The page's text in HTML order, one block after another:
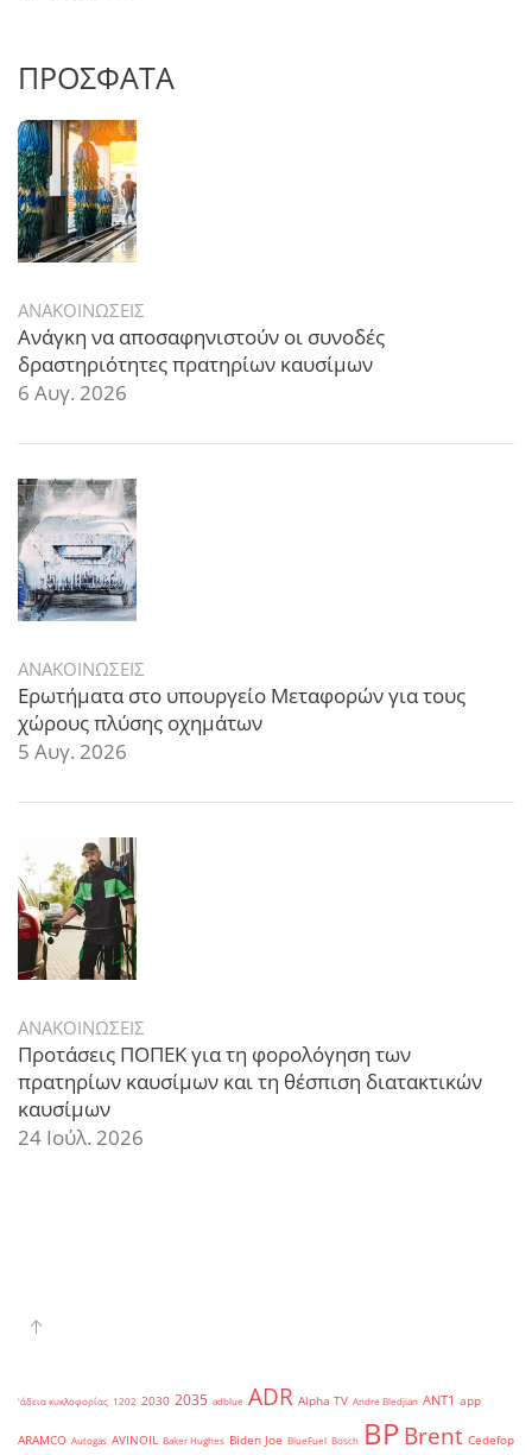
ΠΡΟΣΦΑΤΑ
ΑΝΑΚΟΙΝΩΣΕΙΣ
Ανάγκη να αποσαφηνιστούν οι συνοδές
δραστηριότητες πρατηρίων καυσίμων
6 Αυγ. 2026
ΑΝΑΚΟΙΝΩΣΕΙΣ
Ερωτήματα στο υπουργείο Μεταφορών για τους
χώρους πλύσης οχημάτων
5 Αυγ. 2026
ΑΝΑΚΟΙΝΩΣΕΙΣ
Προτάσεις ΠΟΠΕΚ για τη φορολόγηση των
πρατηρίων καυσίμων και τη θέσπιση διατακτικών
καυσίμων
24 Ιούλ. 2026
'άδεια κυκλοφορίας 1202 2030 2035 adblue ADR Alpha TV Andre Bledjian ANT1 app
ARAMCO Autogas AVINOIL Baker Hughes Biden Joe BlueFuel Bosch BPBrent Cedefop